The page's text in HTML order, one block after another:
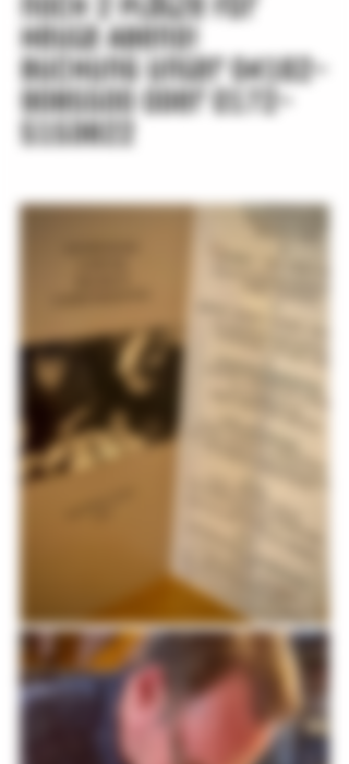
heute Abend!
Buchung unter 04162-
9085500 oder 0172-
5153822